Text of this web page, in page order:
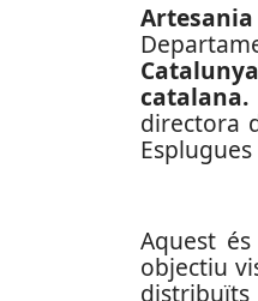
catalana.
directora
Aquest
objectiu